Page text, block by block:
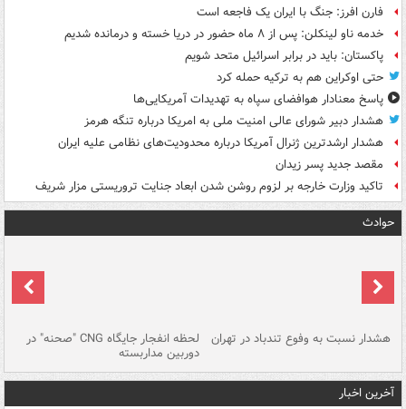
فارن افرز: جنگ با ایران یک فاجعه است
خدمه ناو لینکلن: پس از ۸ ماه حضور در دریا خسته و درمانده‌ شدیم
پاکستان: باید در برابر اسرائیل متحد شویم
حتی اوکراین هم به ترکیه حمله کرد
پاسخ معنادار هوافضای سپاه به تهدیدات آمریکایی‌ها
هشدار دبیر شورای عالی امنیت ملی به امریکا درباره تنگه هرمز
هشدار ارشدترین ژنرال آمریکا درباره محدودیت‌های نظامی علیه ایران
مقصد جدید پسر زیدان
تاکید وزارت خارجه بر لزوم روشن شدن ابعاد جنایت تروریستی مزار شریف
حوادث
هشدار نسبت به وفوع تندباد در تهران لحظه انفجار جایگاه CNG "صحنه" در
دوربین مداربسته
آخرین اخبار